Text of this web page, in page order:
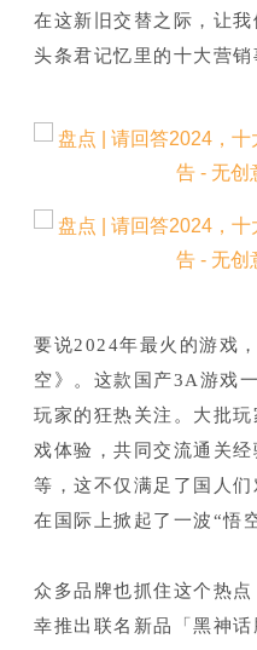
在这新旧交替之际，让
头条君记忆里的十大营销
要说2024年最火的游戏
空》。 这款国产3A游戏
玩家的狂热关注。 大批
戏体验，共同交流通关
等，这不仅满足了国人
在国际上掀起了一波“悟
众多品牌也抓住这个热
幸推出联名新品「黑神